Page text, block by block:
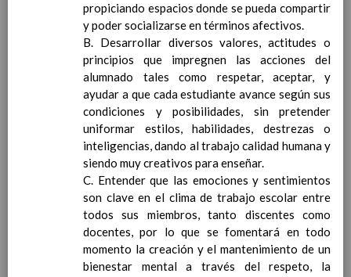
la comunicaciÃ³n, la colaboraciÃ³n y la
coordinaciÃ³n con las familias. TutorÃ­a
presencial y electrÃ³nica
05 / nov / 2018
Objetivos generales del centro en relaciÃ³n
con la orientaciÃ³n y la acciÃ³n tutorial
Programas a desarrollar por el profesorado
del centro y E.O.E., para el logro de los
objetivos establecidos
Finalidades que se persiguen con el
desarrollo de los programas
Programa de actividades de tutorÃ­a
por etapas y ciclos
Aula de apoyo a la integraciÃ³n
LÃ­neas generales de los programas y
actuaciones del Equipo de
OrientaciÃ³n Educativa en el Centro
propiciando espacios donde se pueda compartir
y poder socializarse en términos afectivos.
B. Desarrollar diversos valores, actitudes o
principios que impregnen las acciones del
alumnado tales como respetar, aceptar, y
ayudar a que cada estudiante avance según sus
condiciones y posibilidades, sin pretender
uniformar estilos, habilidades, destrezas o
inteligencias, dando al trabajo calidad humana y
siendo muy creativos para enseñar.
C. Entender que las emociones y sentimientos
son clave en el clima de trabajo escolar entre
todos sus miembros, tanto discentes como
docentes, por lo que se fomentará en todo
momento la creación y el mantenimiento de un
bienestar mental a través del respeto, la